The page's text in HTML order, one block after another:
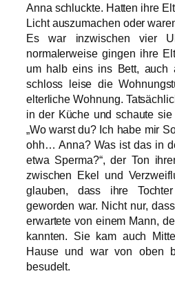
Anna schluckte. Hatten ihre
Licht auszumachen oder
Es war inzwischen vier
normalerweise gingen ihre
um halb eins ins Bett, auch
schloss leise die
elterliche Wohnung.
in der Küche und schaute
„Wo warst du? Ich habe mir
ohh… Anna? Was ist das in
etwa Sperma?“, der Ton
zwischen Ekel und
glauben, dass ihre
geworden war. Nicht nur,
erwartete von einem Mann,
kannten. Sie kam auch
Hause und war von oben
besudelt.